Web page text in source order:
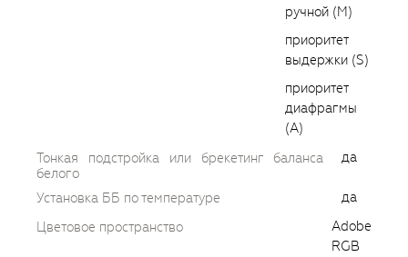
ручной (M)
приоритет
выдержки (S)
приоритет
диафрагмы
(A)
Тонкая подстройка или брекетинг баланса
белого
да
Установка ББ по температуре
да
Цветовое пространство
Adobe
RGB